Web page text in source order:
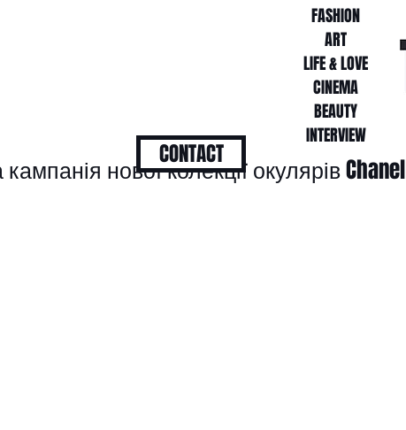
FASHION
ART
LIFE & LOVE
CINEMA
BEAUTY
INTERVIEW
нової колекції окулярів Chanel
CONTACT
FASHION
ART
LIFE & LOVE
CINEMA
BEAUTY
INTERVIEW